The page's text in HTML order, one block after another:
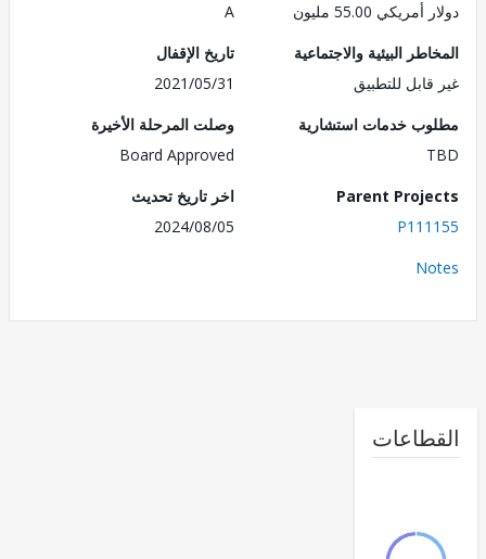
55.00 مليون
البيئية والاجتماعية
للتطبيق
تاريخ الإقفال
2021/05/31
خدمات استشارية
وصلت المرحلة الأخيرة
Board Approved
Parent
اخر تاريخ تحديث
2024/08/05